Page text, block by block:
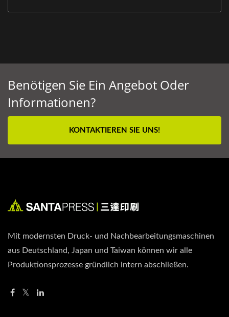
Benötigen Sie Ein Angebot Oder
Informationen?
KONTAKTIEREN SIE UNS!
Mit modernsten Druck- und Nachbearbeitungsmaschinen
aus Deutschland, Japan und Taiwan können wir alle
Produktionsprozesse gründlich intern abschließen.